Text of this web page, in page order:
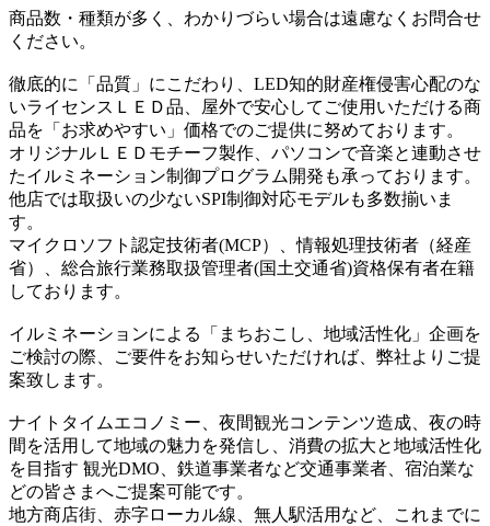
商品数・種類が多く、わかりづらい場合は遠慮なくお問合せ
ください。
徹底的に「品質」にこだわり、LED知的財産権侵害心配のな
いライセンスＬＥＤ品、屋外で安心してご使用いただける商
品を「お求めやすい」価格でのご提供に努めております。
オリジナルＬＥＤモチーフ製作、パソコンで音楽と連動させ
たイルミネーション制御プログラム開発も承っております。
他店では取扱いの少ないSPI制御対応モデルも多数揃いま
す。
マイクロソフト認定技術者(MCP）、情報処理技術者（経産
省）、総合旅行業務取扱管理者(国土交通省)資格保有者在籍
しております。
イルミネーションによる「まちおこし、地域活性化」企画を
ご検討の際、ご要件をお知らせいただければ、弊社よりご提
案致します。
ナイトタイムエコノミー、夜間観光コンテンツ造成、夜の時
間を活用して地域の魅力を発信し、消費の拡大と地域活性化
を目指す 観光DMO、鉄道事業者など交通事業者、宿泊業な
どの皆さまへご提案可能です。
地方商店街、赤字ローカル線、無人駅活用など、これまでに